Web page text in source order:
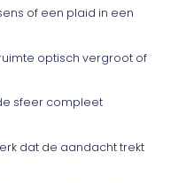
of een plaid in een
optisch vergroot of
sfeer compleet
dat de aandacht trekt